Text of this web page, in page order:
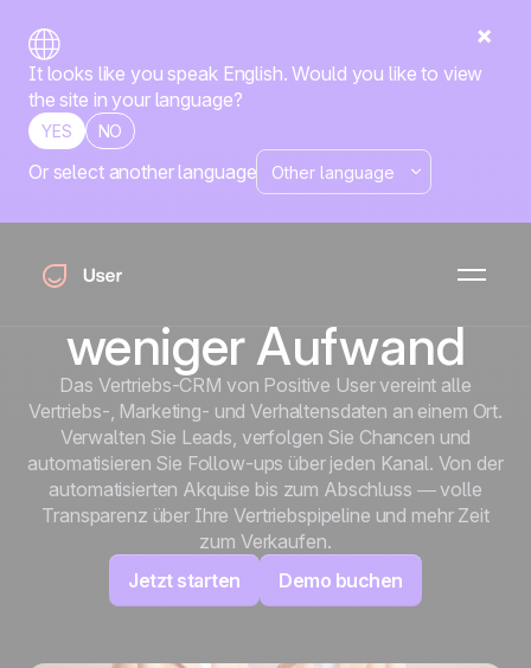
It looks like you speak English. Would you like to view
the site in your language?
YES NO
Or select another language
Startseite Alle Funktionen Vertrieb
Mehr Deals
abschließen mit
weniger Aufwand
Das Vertriebs-CRM von Positive User vereint alle
Vertriebs-, Marketing- und Verhaltensdaten an einem Ort.
Verwalten Sie Leads, verfolgen Sie Chancen und
automatisieren Sie Follow-ups über jeden Kanal. Von der
automatisierten Akquise bis zum Abschluss — volle
Transparenz über Ihre Vertriebspipeline und mehr Zeit
zum Verkaufen.
Jetzt starten
Demo buchen